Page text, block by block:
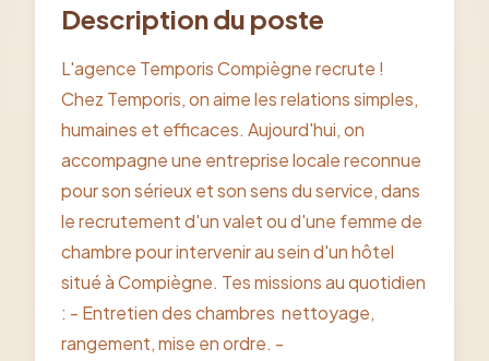
Description du poste
L'agence Temporis Compiègne recrute !
Chez Temporis, on aime les relations simples,
humaines et efficaces. Aujourd'hui, on
accompagne une entreprise locale reconnue
pour son sérieux et son sens du service, dans
le recrutement d'un valet ou d'une femme de
chambre pour intervenir au sein d'un hôtel
situé à Compiègne. Tes missions au quotidien
: - Entretien des chambres  nettoyage,
rangement, mise en ordre. -